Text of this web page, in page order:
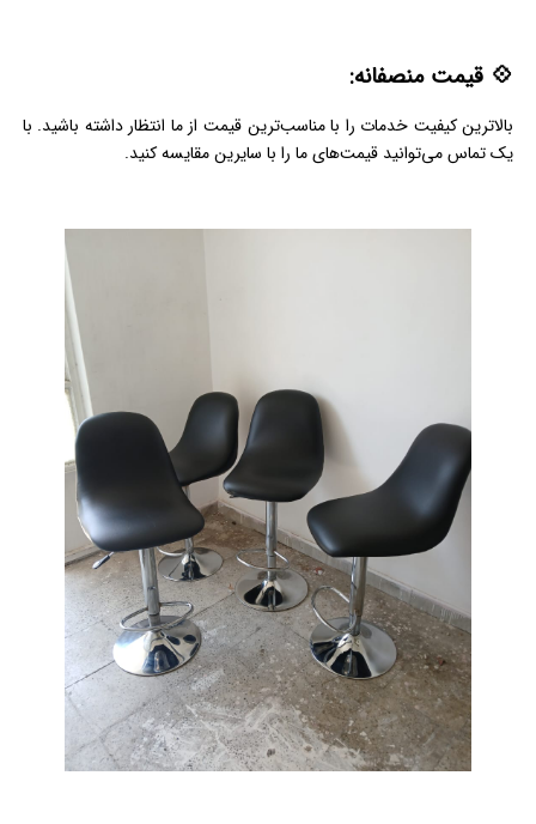
💠 قیمت منصفانه:
بالاترین کیفیت خدمات را با مناسب‌ترین قیمت از ما انتظار داشته باشید. با
یک تماس می‌توانید قیمت‌های ما را با سایرین مقایسه کنید.